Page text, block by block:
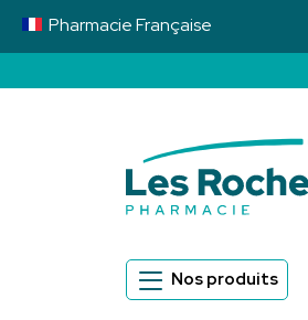
PharmacieFrançaise
Nos produits